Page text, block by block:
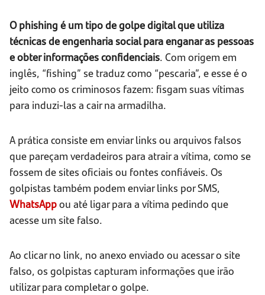
O phishing é um tipo de golpe digital que utiliza
técnicas de engenharia social para enganar as pessoas
e obter informações confidenciais. Com origem em
inglês, “fishing” se traduz como “pescaria”, e esse é o
jeito como os criminosos fazem: fisgam suas vítimas
para induzi-las a cair na armadilha.
A prática consiste em enviar links ou arquivos falsos
que pareçam verdadeiros para atrair a vítima, como se
fossem de sites oficiais ou fontes confiáveis. Os
golpistas também podem enviar links por SMS,
WhatsAppou até ligar para a vítima pedindo que
acesse um site falso.
Ao clicar no link, no anexo enviado ou acessar o site
falso, os golpistas capturam informações que irão
utilizar para completar o golpe.